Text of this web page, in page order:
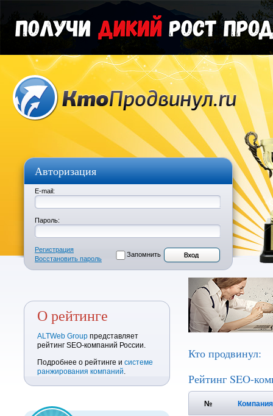
Авторизация
E-mail:
Пароль:
Регистрация
Восстановить пароль
Запомнить
О рейтинге
ALTWeb Group представляет
рейтинг SEO-компаний России.
Подробнее о рейтинге и системе
ранжирования компаний.
Кто продвинул:
Рейтинг SEO-
№